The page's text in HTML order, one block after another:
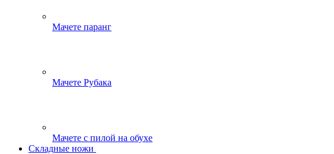
Мачете паранг
Мачете Рубака
Мачете с пилой на обухе
Складные ножи